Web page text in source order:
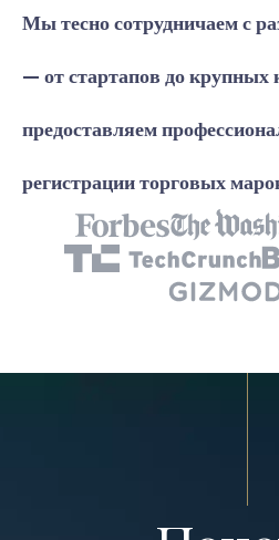
Мы тесно сотрудничаем с
— от стартапов до
предоставляем
регистрации торговых